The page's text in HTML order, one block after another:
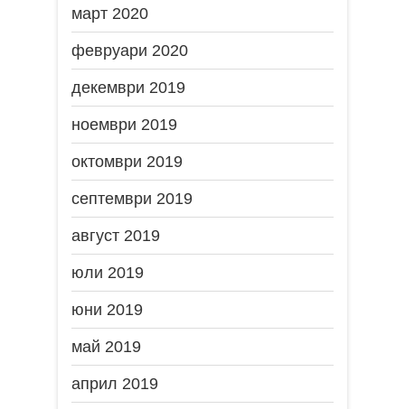
март 2020
февруари 2020
декември 2019
ноември 2019
октомври 2019
септември 2019
август 2019
юли 2019
юни 2019
май 2019
април 2019